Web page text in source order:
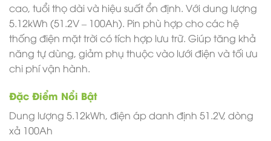
cao, tuổi thọ dài và hiệu suất ổn định. Với dung lượng
5.12kWh (51.2V – 100Ah). Pin phù hợp cho các hệ
thống điện mặt trời có tích hợp lưu trữ. Giúp tăng khả
năng tự dùng, giảm phụ thuộc vào lưới điện và tối ưu
chi phí vận hành.
Đặc Điểm Nổi Bật
Dung lượng 5.12kWh, điện áp danh định 51.2V, dòng
xả 100Ah